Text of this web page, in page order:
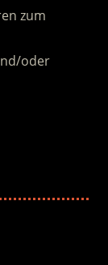
zum
oder